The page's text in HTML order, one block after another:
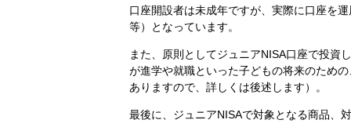
口座開設者は未成年ですが、実際に口座を
等）となっています。
また、原則としてジュニアNISA口座で投資
が進学や就職といった子どもの将来のため
ありますので、詳しくは後述します）。
最後に、ジュニアNISAで対象となる商品、